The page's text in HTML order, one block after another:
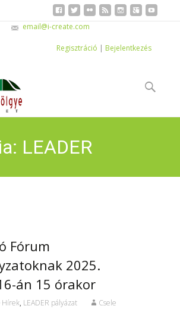
email@i-create.com
Regisztráció | Bejelentkezés
to
content
Keresés:
LEADER
Fórum
2025.
án 15 órakor
Hírek, LEADER pályázat
Csele